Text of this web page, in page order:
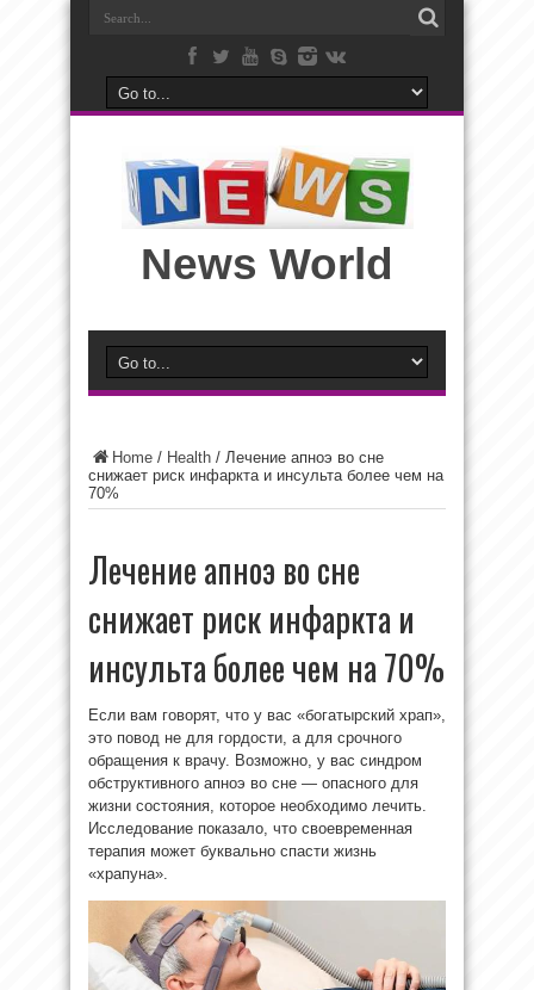
News World
Home / Health / Лечение апноэ во сне
снижает риск инфаркта и инсульта более чем на
70%
Лечение апноэ во сне
снижает риск инфаркта и
инсульта более чем на 70%
Если вам говорят, что у вас «богатырский храп»,
это повод не для гордости, а для срочного
обращения к врачу. Возможно, у вас синдром
обструктивного апноэ во сне — опасного для
жизни состояния, которое необходимо лечить.
Исследование показало, что своевременная
терапия может буквально спасти жизнь
«храпуна».